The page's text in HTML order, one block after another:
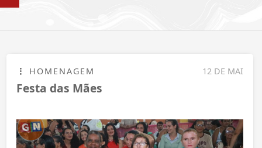
12 DE MAI
HOMENAGEM
Festa das Mães